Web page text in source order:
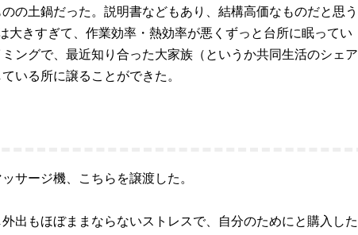
の土鍋だった。説明書などもあり、結構高価なものだと思う
大きすぎて、作業効率・熱効率が悪くずっと台所に眠ってい
ングで、最近知り合った大家族（というか共同生活のシェア
いる所に譲ることができた。
サージ機、こちらを譲渡した。
出もほぼままならないストレスで、自分のためにと購入した